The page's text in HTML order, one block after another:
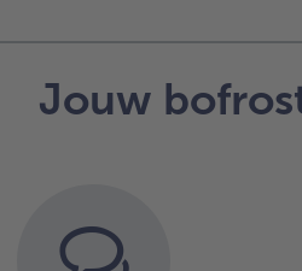
Jouw